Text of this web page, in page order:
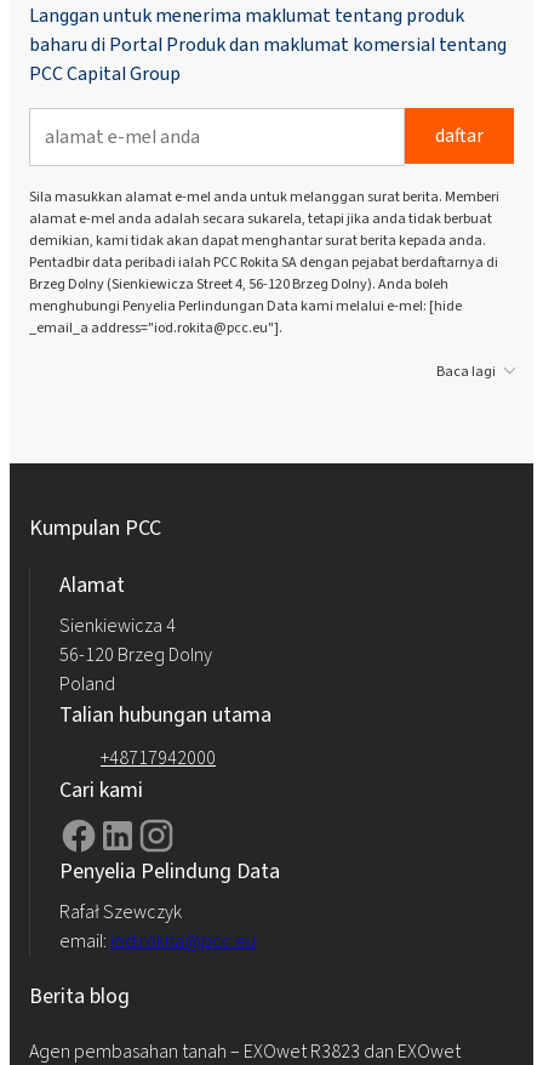
Langgan untuk menerima maklumat tentang produk
baharu di Portal Produk dan maklumat komersial tentang
PCC Capital Group
daftar
Sila masukkan alamat e-mel anda untuk melanggan surat berita. Memberi
alamat e-mel anda adalah secara sukarela, tetapi jika anda tidak berbuat
demikian, kami tidak akan dapat menghantar surat berita kepada anda.
Pentadbir data peribadi ialah PCC Rokita SA dengan pejabat berdaftarnya di
Brzeg Dolny (Sienkiewicza Street 4, 56-120 Brzeg Dolny). Anda boleh
menghubungi Penyelia Perlindungan Data kami melalui e-mel: [hide
_email_a address="iod.rokita@pcc.eu"].
Baca lagi
Kumpulan PCC
Alamat
Sienkiewicza 4
56-120 Brzeg Dolny
Poland
Talian hubungan utama
+48717942000
Cari kami
Penyelia Pelindung Data
Rafał Szewczyk
email: iod.rokita@pcc.eu
Berita blog
Agen pembasahan tanah – EXOwet R3823 dan EXOwet